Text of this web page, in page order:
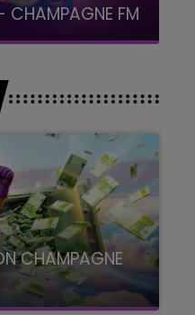
CHAMPAGNE
FM, à 8H10